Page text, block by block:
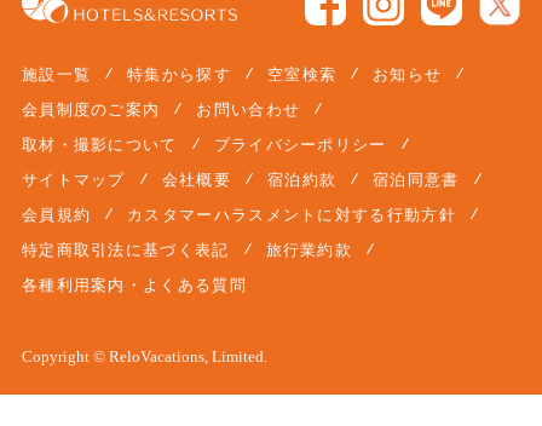
施設一覧 特集から探す 空室検索
お知らせ
会員制度のご案内
お問い合わせ
取材・撮影について
プライバシーポリシー
サイトマップ
会社概要 宿泊約款
宿泊同意書
会員規約
カスタマーハラスメントに対する行動方針
特定商取引法に基づく表記
旅行業約款
各種利用案内・よくある質問
Copyright © ReloVacations, Limited.